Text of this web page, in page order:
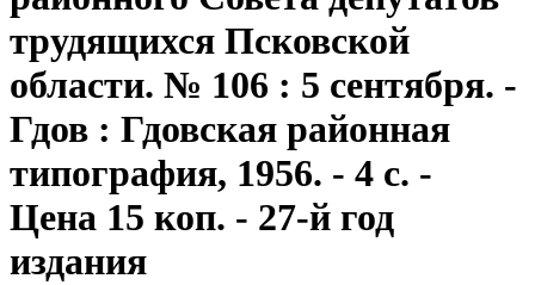
трудящихся Псковской
области. № 106 : 5 сентября. -
Гдов : Гдовская районная
типография, 1956. - 4 с. -
Цена 15 коп. - 27-й год
издания